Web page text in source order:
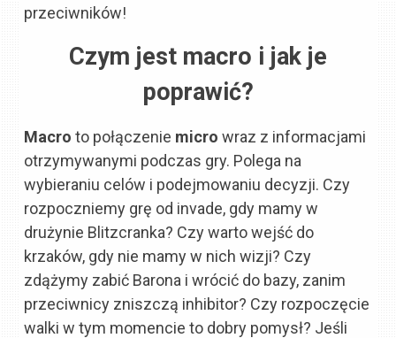
przeciwników!
Czym jest macro i jak je
poprawić?
Macro to połączenie micro wraz z informacjami
otrzymywanymi podczas gry. Polega na
wybieraniu celów i podejmowaniu decyzji. Czy
rozpoczniemy grę od invade, gdy mamy w
drużynie Blitzcranka? Czy warto wejść do
krzaków, gdy nie mamy w nich wizji? Czy
zdążymy zabić Barona i wrócić do bazy, zanim
przeciwnicy zniszczą inhibitor? Czy rozpoczęcie
walki w tym momencie to dobry pomysł? Jeśli